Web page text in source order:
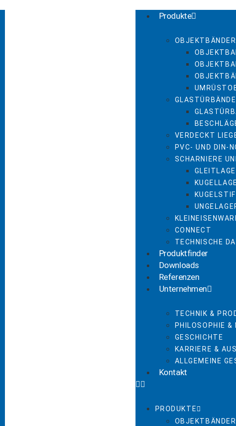
Produkte
VERDECKT
PVC- UND DIN-
SCHARNIERE
CONNECT
TECHNISCHE
Produktfinder
Downloads
Referenzen
Unternehmen
TECHNIK &
PHILOSOPHIE &
GESCHICHTE
KARRIERE &
ALLGEMEINE
Kontakt
PRODUKTE